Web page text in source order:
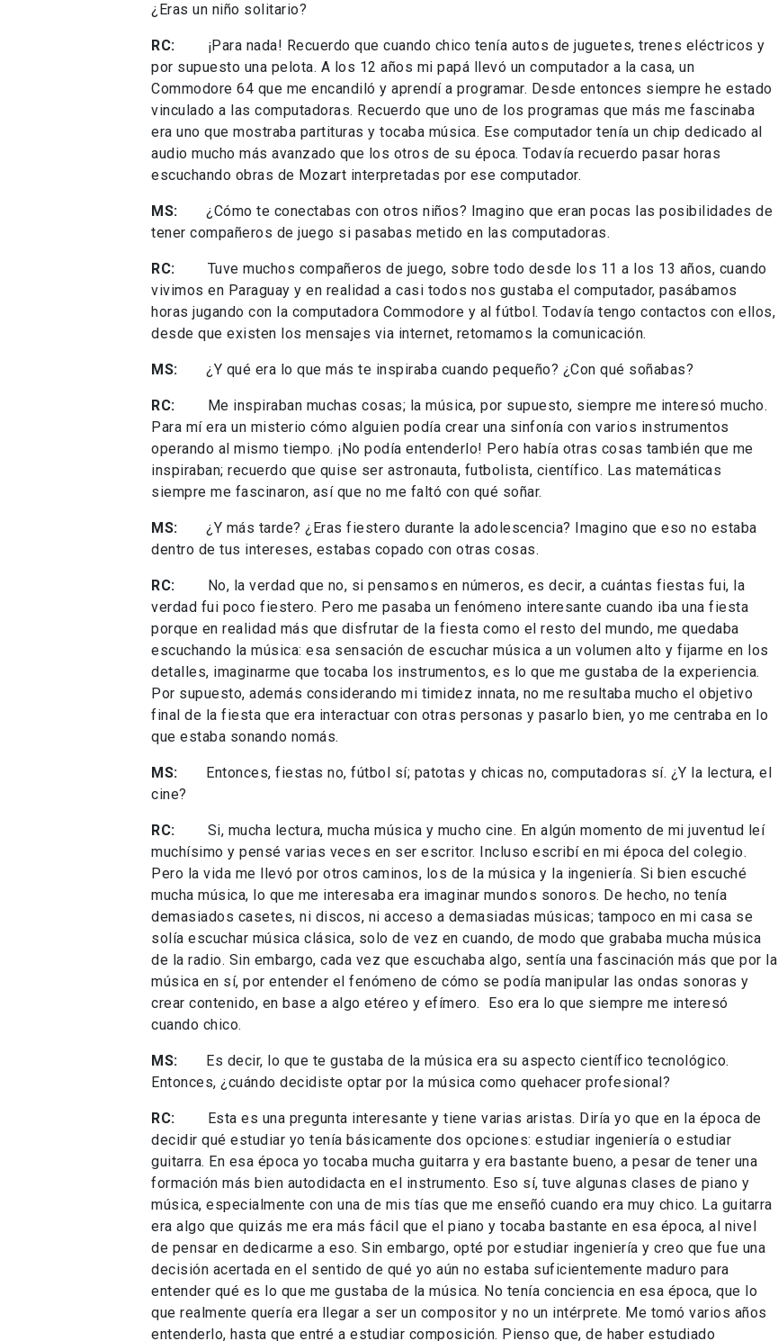
¿Eras un niño solitario?
RC: ¡Para nada! Recuerdo que cuando chico tenía autos de juguetes, trenes eléctricos y
por supuesto una pelota. A los 12 años mi papá llevó un computador a la casa, un
Commodore 64 que me encandiló y aprendí a programar. Desde entonces siempre he estado
vinculado a las computadoras. Recuerdo que uno de los programas que más me fascinaba
era uno que mostraba partituras y tocaba música. Ese computador tenía un chip dedicado al
audio mucho más avanzado que los otros de su época. Todavía recuerdo pasar horas
escuchando obras de Mozart interpretadas por ese computador.
MS: ¿Cómo te conectabas con otros niños? Imagino que eran pocas las posibilidades de
tener compañeros de juego si pasabas metido en las computadoras.
RC: Tuve muchos compañeros de juego, sobre todo desde los 11 a los 13 años, cuando
vivimos en Paraguay y en realidad a casi todos nos gustaba el computador, pasábamos
horas jugando con la computadora Commodore y al fútbol. Todavía tengo contactos con ellos,
desde que existen los mensajes via internet, retomamos la comunicación.
MS: ¿Y qué era lo que más te inspiraba cuando pequeño? ¿Con qué soñabas?
RC: Me inspiraban muchas cosas; la música, por supuesto, siempre me interesó mucho.
Para mí era un misterio cómo alguien podía crear una sinfonía con varios instrumentos
operando al mismo tiempo. ¡No podía entenderlo! Pero había otras cosas también que me
inspiraban; recuerdo que quise ser astronauta, futbolista, científico. Las matemáticas
siempre me fascinaron, así que no me faltó con qué soñar.
MS: ¿Y más tarde? ¿Eras fiestero durante la adolescencia? Imagino que eso no estaba
dentro de tus intereses, estabas copado con otras cosas.
RC: No, la verdad que no, si pensamos en números, es decir, a cuántas fiestas fui, la
verdad fui poco fiestero. Pero me pasaba un fenómeno interesante cuando iba una fiesta
porque en realidad más que disfrutar de la fiesta como el resto del mundo, me quedaba
escuchando la música: esa sensación de escuchar música a un volumen alto y fijarme en los
detalles, imaginarme que tocaba los instrumentos, es lo que me gustaba de la experiencia.
Por supuesto, además considerando mi timidez innata, no me resultaba mucho el objetivo
final de la fiesta que era interactuar con otras personas y pasarlo bien, yo me centraba en lo
que estaba sonando nomás.
MS: Entonces, fiestas no, fútbol sí; patotas y chicas no, computadoras sí. ¿Y la lectura, el
cine?
RC: Si, mucha lectura, mucha música y mucho cine. En algún momento de mi juventud leí
muchísimo y pensé varias veces en ser escritor. Incluso escribí en mi época del colegio.
Pero la vida me llevó por otros caminos, los de la música y la ingeniería. Si bien escuché
mucha música, lo que me interesaba era imaginar mundos sonoros. De hecho, no tenía
demasiados casetes, ni discos, ni acceso a demasiadas músicas; tampoco en mi casa se
solía escuchar música clásica, solo de vez en cuando, de modo que grababa mucha música
de la radio. Sin embargo, cada vez que escuchaba algo, sentía una fascinación más que por la
música en sí, por entender el fenómeno de cómo se podía manipular las ondas sonoras y
crear contenido, en base a algo etéreo y efímero. Eso era lo que siempre me interesó
cuando chico.
MS: Es decir, lo que te gustaba de la música era su aspecto científico tecnológico.
Entonces, ¿cuándo decidiste optar por la música como quehacer profesional?
RC: Esta es una pregunta interesante y tiene varias aristas. Diría yo que en la época de
decidir qué estudiar yo tenía básicamente dos opciones: estudiar ingeniería o estudiar
guitarra. En esa época yo tocaba mucha guitarra y era bastante bueno, a pesar de tener una
formación más bien autodidacta en el instrumento. Eso sí, tuve algunas clases de piano y
música, especialmente con una de mis tías que me enseñó cuando era muy chico. La guitarra
era algo que quizás me era más fácil que el piano y tocaba bastante en esa época, al nivel
de pensar en dedicarme a eso. Sin embargo, opté por estudiar ingeniería y creo que fue una
decisión acertada en el sentido de qué yo aún no estaba suficientemente maduro para
entender qué es lo que me gustaba de la música. No tenía conciencia en esa época, que lo
que realmente quería era llegar a ser un compositor y no un intérprete. Me tomó varios años
entenderlo, hasta que entré a estudiar composición. Pienso que, de haber estudiado